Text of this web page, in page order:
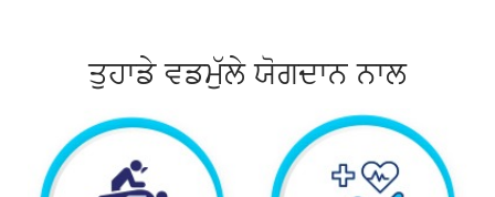
ਤੁਹਾਡੇ ਵਡਮੁੱਲੇ ਯੋਗਦਾਨ ਨਾਲ